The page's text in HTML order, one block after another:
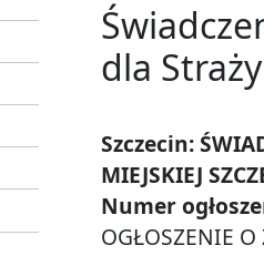
Strazy Miejskiej
strazników
i majatek SM
dla
Szczecin:
MIEJSKIEJ
Numer
OGŁOSZENIE